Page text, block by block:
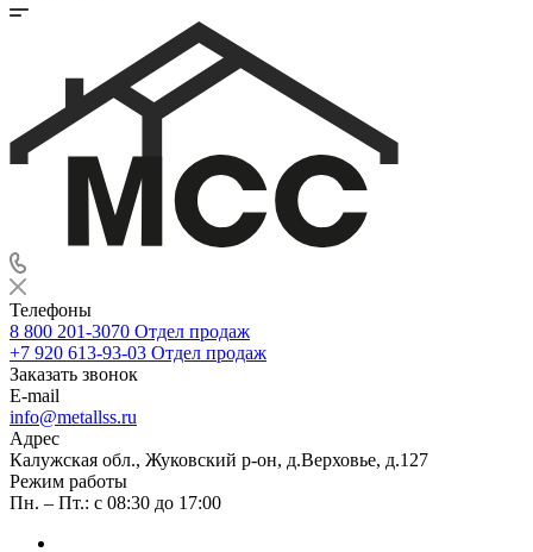
Телефоны
8 800 201-3070 Отдел продаж
+7 920 613-93-03 Отдел продаж
Заказать звонок
E-mail
info@metallss.ru
Адрес
Калужская обл., Жуковский р-он, д.Верховье, д.127
Режим работы
Пн. – Пт.: с 08:30 до 17:00